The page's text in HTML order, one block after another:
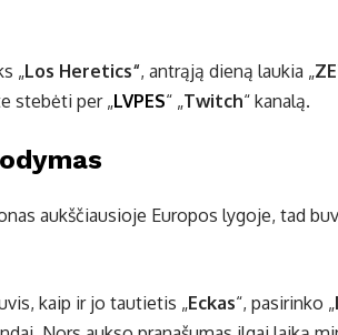
„Los Heretics“, antrąją dieną laukia „
stebėti per „LVPES“ „Twitch“ kanalą.
aukščiausioje Europos lygoje, tad
kaip ir jo tautietis „Eckas“, pasirinko „